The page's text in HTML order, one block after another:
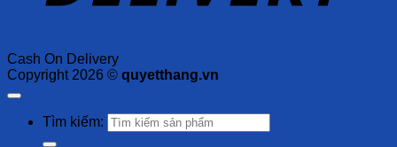
Cash On Delivery
Copyright 2026 © quyetthang.vn
Tìm kiếm: